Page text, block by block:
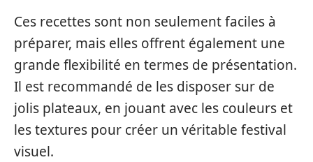
Ces recettes sont non seulement faciles à
préparer, mais elles offrent également une
grande flexibilité en termes de présentation.
Il est recommandé de les disposer sur de
jolis plateaux, en jouant avec les couleurs et
les textures pour créer un véritable festival
visuel.